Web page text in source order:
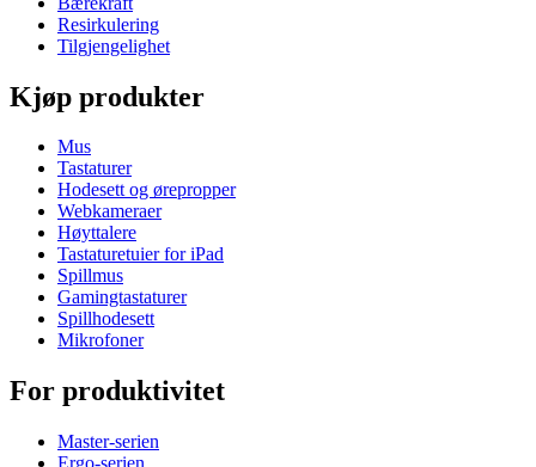
Resirkulering
Tilgjengelighet
Kjøp produkter
Mus
Tastaturer
Hodesett og ørepropper
Webkameraer
Høyttalere
Tastaturetuier for iPad
Spillmus
Gamingtastaturer
Spillhodesett
Mikrofoner
For produktivitet
Master-serien